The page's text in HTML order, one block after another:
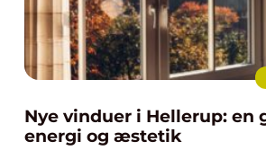
Nye vinduer i Hellerup: en
energi og æstetik